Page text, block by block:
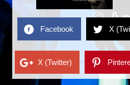
Facebook X
X (Twitter)